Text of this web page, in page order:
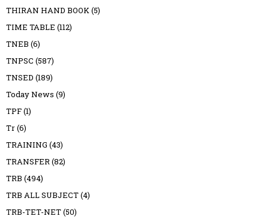
THIRAN HAND BOOK(5)
TIME TABLE (112)
TNEB (6)
TNPSC (587)
TNSED (189)
Today News (9)
TPF(1)
Tr(6)
TRAINING (43)
TRANSFER(82)
TRB (494)
TRB ALL SUBJECT(4)
TRB-TET-NET(50)